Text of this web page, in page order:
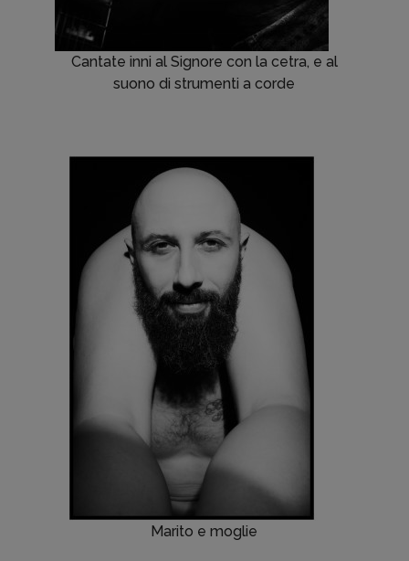
Cantate inni al Signore con la cetra, e al
suono di strumenti a corde
Marito e moglie